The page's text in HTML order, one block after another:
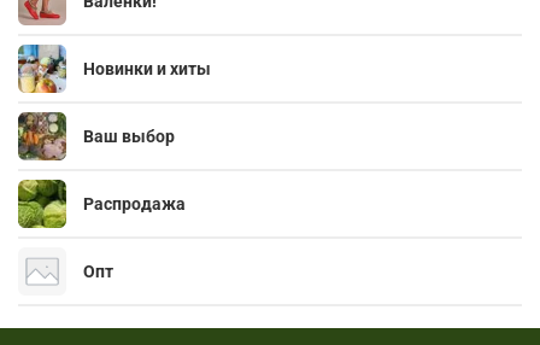
Новинки и хиты
Ваш выбор
Распродажа
Опт